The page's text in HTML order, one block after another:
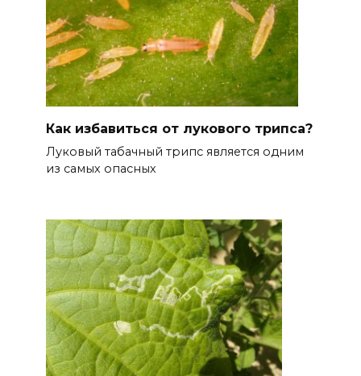
Как избавиться от лукового трипса?
Луковый табачный трипс является одним
из самых опасных